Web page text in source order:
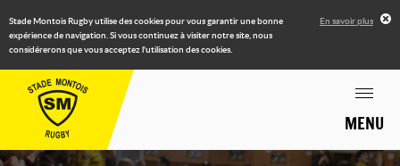
Stade Montois Rugby utilise des cookies pour vous garantir une bonne
expérience de navigation. Si vous continuez à visiter notre site, nous
considérerons que vous acceptez l'utilisation des cookies.
En savoir plus
MENU